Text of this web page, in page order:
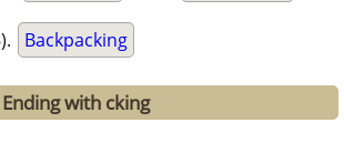
Backpacking
with cking